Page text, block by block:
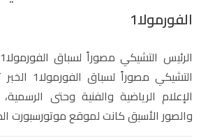
الفورمولا1
التشيكي
الإعلام الرياضية والفنية وحتى
والصور الأسبق كانت لموقع موتورسبورت